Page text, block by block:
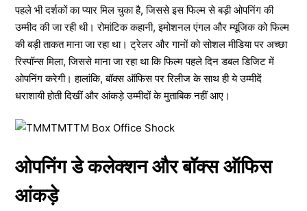
पहले भी दर्शकों का प्यार मिल चुका है, जिससे इस फिल्म से बड़ी ओपनिंग की
उम्मीद की जा रही थी। रोमांटिक कहानी, इमोशनल एंगल और म्यूजिक को फिल्म
की बड़ी ताकत माना जा रहा था। ट्रेलर और गानों को सोशल मीडिया पर अच्छा
रिस्पॉन्स मिला, जिससे माना जा रहा था कि फिल्म पहले दिन डबल डिजिट में
ओपनिंग करेगी। हालांकि, बॉक्स ऑफिस पर रिलीज के साथ ही ये उम्मीदें
धराशायी होती दिखीं और आंकड़े उम्मीदों के मुताबिक नहीं आए।
ओपनिंग डे कलेक्शन और बॉक्स ऑफिस
आंकड़े